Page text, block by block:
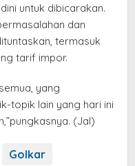
untuk dibicarakan.
dan
termasuk
tarif impor.
yang
topik lain yang hari ini
(Jal)
Golkar